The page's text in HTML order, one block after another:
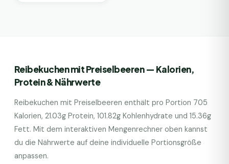
Reibekuchen mit Preiselbeeren— Kalorien,
Protein & Nährwerte
Reibekuchen mit Preiselbeeren enthält pro Portion 705
Kalorien, 21.03g Protein, 101.82g Kohlenhydrate und 15.36g
Fett. Mit dem interaktiven Mengenrechner oben kannst
du die Nährwerte auf deine individuelle Portionsgröße
anpassen.